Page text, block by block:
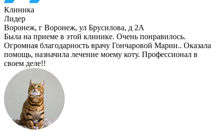
Клиника
Лидер
Воронеж, г Воронеж, ул Брусилова, д 2А
Была на приеме в этой клинике. Очень понравилось.
Огромная благодарность врачу Гончаровой Марии.. Оказала
помощь, назначила лечение моему коту. Профессионал в
своем деле!!